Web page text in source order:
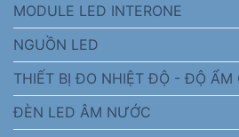
MODULE LED INTERONE
NGUỒN LED
THIẾT BỊ ĐO NHIỆT ĐỘ - ĐỘ ẨM
ĐÈN LED ÂM NƯỚC